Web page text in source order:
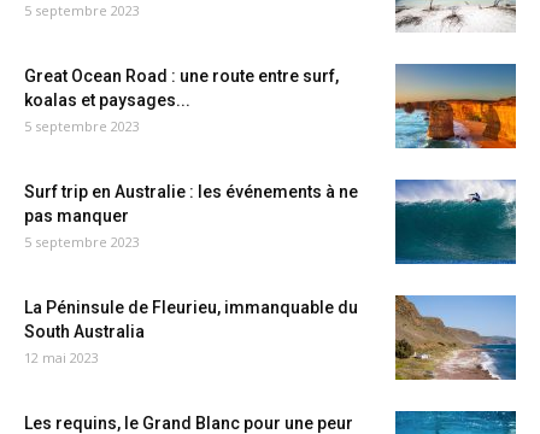
5 septembre 2023
Great Ocean Road : une route entre surf,
koalas et paysages...
5 septembre 2023
Surf trip en Australie : les événements à ne
pas manquer
5 septembre 2023
La Péninsule de Fleurieu, immanquable du
South Australia
12 mai 2023
Les requins, le Grand Blanc pour une peur